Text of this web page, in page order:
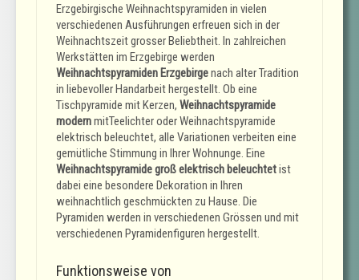
Erzgebirgische Weihnachtspyramiden in vielen
verschiedenen Ausführungen erfreuen sich in der
Weihnachtszeit grosser Beliebtheit. In zahlreichen
Werkstätten im Erzgebirge werden
Weihnachtspyramiden Erzgebirgenach alter Tradition
in liebevoller Handarbeit hergestellt. Ob eine
Tischpyramide mit Kerzen, Weihnachtspyramide
modernmitTeelichter oder Weihnachtspyramide
elektrisch beleuchtet, alle Variationen verbeiten eine
gemütliche Stimmung in Ihrer Wohnunge. Eine
Weihnachtspyramide groß elektrisch beleuchtetist
dabei eine besondere Dekoration in Ihren
weihnachtlich geschmückten zu Hause. Die
Pyramiden werden in verschiedenen Grössen und mit
verschiedenen Pyramidenfiguren hergestellt.
Funktionsweise von